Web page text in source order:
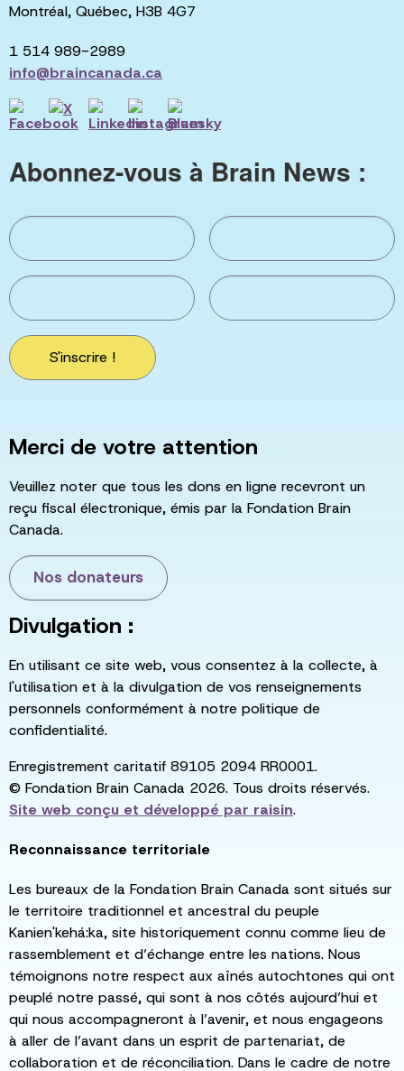
Montréal, Québec, H3B 4G7
1 514 989-2989
info@braincanada.ca
Abonnez-vous à Brain News :
S'inscrire !
Merci de votre attention
Veuillez noter que tous les dons en ligne recevront un
reçu fiscal électronique, émis par la Fondation Brain
Canada.
Nos donateurs
Divulgation :
En utilisant ce site web, vous consentez à la collecte, à
l'utilisation et à la divulgation de vos renseignements
personnels conformément à notre politique de
confidentialité.
Enregistrement caritatif 89105 2094 RR0001.
© Fondation Brain Canada 2026. Tous droits réservés.
Site web conçu et développé par raisin.
Reconnaissance territoriale
Les bureaux de la Fondation Brain Canada sont situés sur
le territoire traditionnel et ancestral du peuple
Kanien'kehá:ka, site historiquement connu comme lieu de
rassemblement et d’échange entre les nations. Nous
témoignons notre respect aux aînés autochtones qui ont
peuplé notre passé, qui sont à nos côtés aujourd’hui et
qui nous accompagneront à l’avenir, et nous engageons
à aller de l’avant dans un esprit de partenariat, de
collaboration et de réconciliation. Dans le cadre de notre